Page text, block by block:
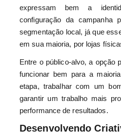
expressam bem a
configuração da campanha
segmentação local, já que
em sua maioria, por lojas
Entre o público-alvo, a opção
funcionar bem para a
etapa, trabalhar com um
garantir um trabalho mais
performance de resultados.
Desenvolvendo